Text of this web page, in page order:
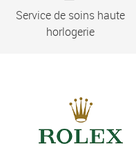
Service de soins haute
horlogerie